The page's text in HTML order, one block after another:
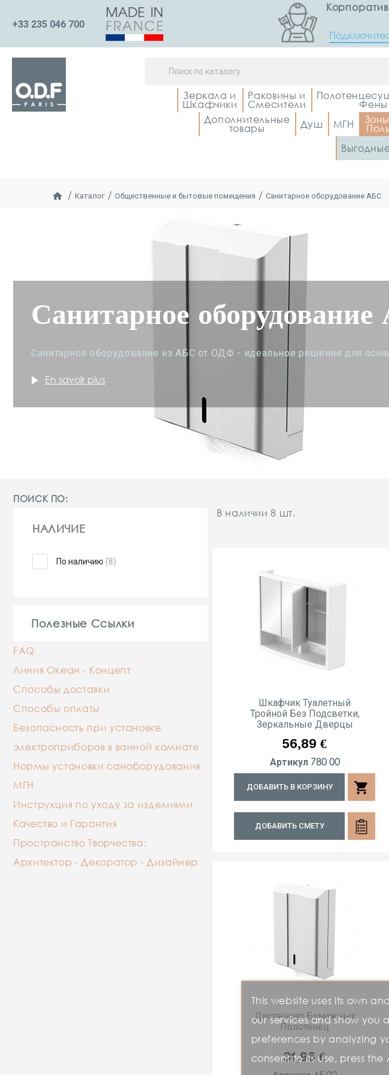
+33 235 046 700
Зеркала и
Шкафчики
Раковины и
Смесители Фены
Дополнительные
товары Душ МГН
This website uses its own
our services and show you
preferences by analyzing
consent to its use, press
Каталог Общественные и бытовые помещения Санитарное оборудование АБС
Санитарное
Санитарное оборудование из АБС от ОДФ - идеальное решение для
play_arrow En savoir plus
ПОИСК ПО:
НАЛИЧИЕ
По наличию (8)
Полезные Ссылки
FAQ
Линия Океан - Концепт
Способы доставки
Способы оплаты
Безопасность при установке
электроприборов в ванной комнате
Нормы установки саноборудования
МГН
Инструкция по уходу за изделиями
Качество и Гарантия
Пространство Творчества:
Архитектор - Декоратор - Дизайнер
В наличии 8 шт.
Шкафчик Туалетный
Тройной Без Подсветки,
Зеркальные Дверцы
Цена
56,89 €
Артикул 780 00
ДОБАВИТЬ В КОРЗИНУ shopping_cart
ДОБАВИТЬ СМЕТУ
Диспенсер Бумажных
Полотенец
Цена
31,96 €